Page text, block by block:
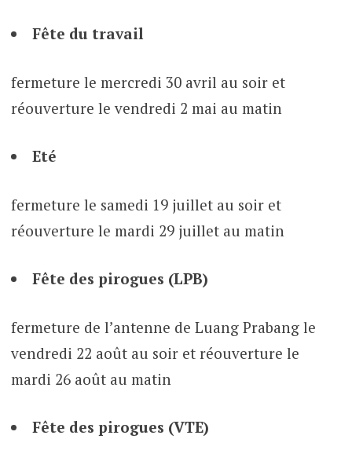
Fête du travail
fermeture le mercredi 30 avril au soir et
réouverture le vendredi 2 mai au matin
Eté
fermeture le samedi 19 juillet au soir et
réouverture le mardi 29 juillet au matin
Fête des pirogues (LPB)
fermeture de l’antenne de Luang Prabang le
vendredi 22 août au soir et réouverture le
mardi 26 août au matin
Fête des pirogues (VTE)